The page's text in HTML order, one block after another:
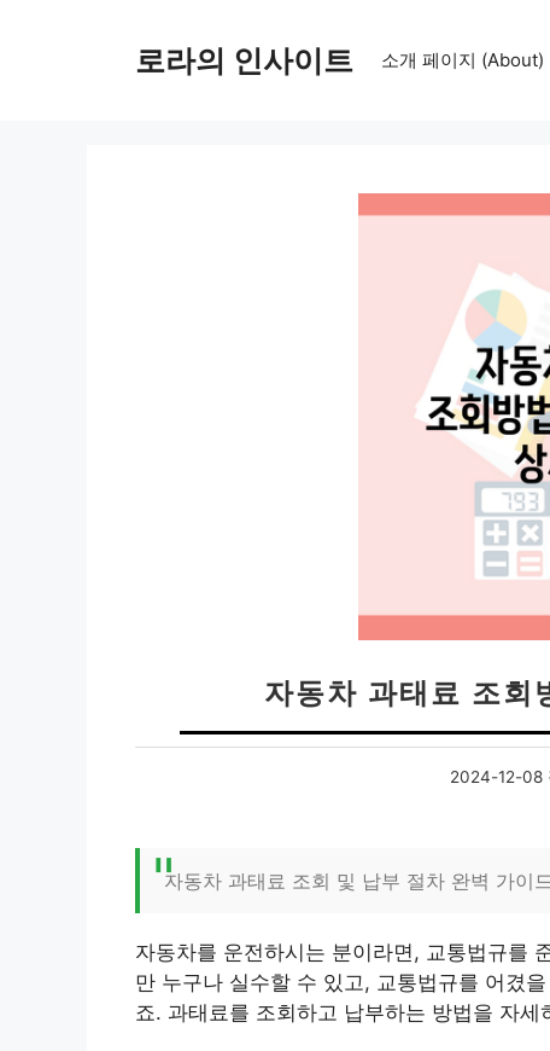
로라의 인사이트 소개 페이지 (About)
자동차 과태료 조회
2024-12-08
자동차 과태료 조회 및 납부 절차 완벽 가이
자동차를 운전하시는 분이라면, 교통법규를
만 누구나 실수할 수 있고, 교통법규를 어겼
죠. 과태료를 조회하고 납부하는 방법을 자세